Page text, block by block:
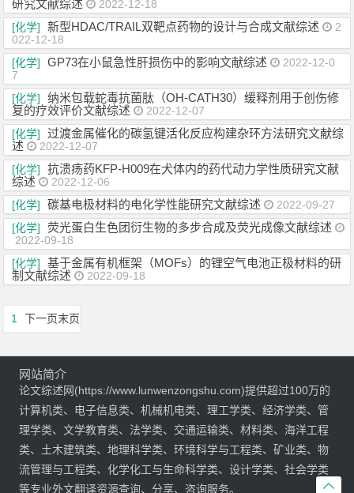
研究文献综述
2022-12-18
[化学]
新型HDAC/TRAIL双靶点药物的设计与合成文献综述
2
022-12-18
[化学]
GP73在小鼠急性肝损伤中的影响文献综述
2022-12-0
7
[化学]
纳米包载蛇毒抗菌肽（OH-CATH30）缓释剂用于创伤修
复的疗效评价文献综述
2022-12-07
[化学]
过渡金属催化的碳氢键活化反应构建杂环方法研究文献综
述
2022-12-07
[化学]
抗溃疡药KFP-H009在犬体内的药代动力学性质研究文献
综述
2022-12-06
[化学]
碳基电极材料的电化学性能研究文献综述
2022-09-27
[化学]
荧光蛋白生色团衍生物的多步合成及荧光成像文献综述
2022-09-18
[化学]
基于金属有机框架（MOFs）的锂空气电池正极材料的研
制文献综述
2022-09-18
1 下一页末页

网站简介
论文综述网(https://www.lunwenzongshu.com)提供超过100万的
计算机类、电子信息类、机械机电类、理工学类、经济学类、管
理学类、文学教育类、法学类、交通运输类、材料类、海洋工程
类、土木建筑类、地理科学类、环境科学与工程类、矿业类、物
流管理与工程类、化学化工与生命科学类、设计学类、社会学类
等专业外文翻译资源查询、分享、咨询服务。